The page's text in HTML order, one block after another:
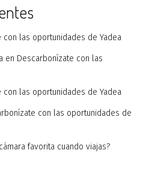
con las oportunidades de Yadea
en Descarbonízate con las
con las oportunidades de Yadea
con las oportunidades de
favorita cuando viajas?